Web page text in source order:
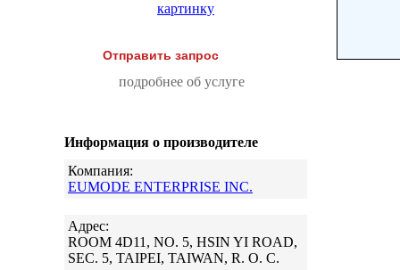
картинку
Отправить запрос
подробнее об услуге
Информация о производителе
Компания:
EUMODE ENTERPRISE INC.
Адрес:
ROOM 4D11, NO. 5, HSIN YI ROAD,
SEC. 5, TAIPEI, TAIWAN, R. O. C.